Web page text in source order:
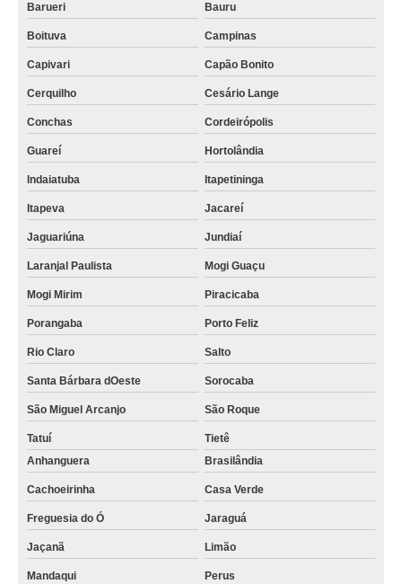
Barueri Bauru
Boituva Campinas
Capivari Capão Bonito
Cerquilho Cesário Lange
Conchas Cordeirópolis
Guareí Hortolândia
Indaiatuba Itapetininga
Itapeva Jacareí
Jaguariúna Jundiaí
Laranjal Paulista Mogi Guaçu
Mogi Mirim Piracicaba
Porangaba Porto Feliz
Rio Claro Salto
Santa Bárbara dOeste Sorocaba
São Miguel Arcanjo São Roque
Tatuí
Tietê
Anhanguera
Brasilândia
Cachoeirinha Casa Verde
Freguesia do Ó Jaraguá
Jaçanã Limão
Mandaqui Perus